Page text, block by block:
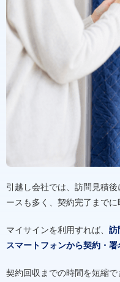
引越し会社では、訪問見積
ースも多く、契約完了までに
マイサインを利用すれば、 訪
スマートフォンから契約・
契約回収までの時間を短縮